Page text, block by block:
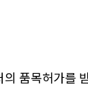
품목허가를